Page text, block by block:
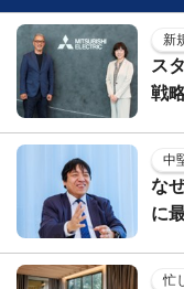
新
ス
戦
中
な
に
忙